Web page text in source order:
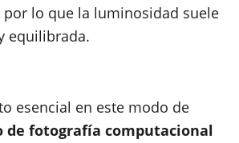
lo que la luminosidad suele
equilibrada.
esencial en este modo de
de fotografía computacional